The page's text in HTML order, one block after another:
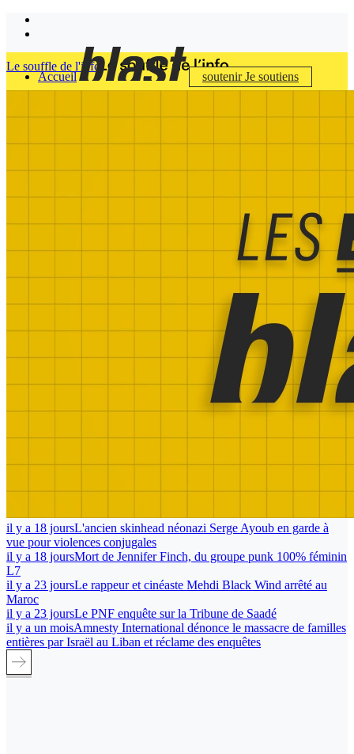
Accueil soutenirJe soutiens
Le souffle de l'info
il y a 18 joursL'ancien skinhead néonazi Serge Ayoub en garde à
vue pour violences conjugales
il y a 18 joursMort de Jennifer Finch, du groupe punk 100% féminin
L7
il y a 23 joursLe rappeur et cinéaste Mehdi Black Wind arrêté au
Maroc
il y a 23 joursLe PNF enquête sur la Tribune de Saadé
il y a un moisAmnesty International dénonce le massacre de familles
entières par Israël au Liban et réclame des enquêtes